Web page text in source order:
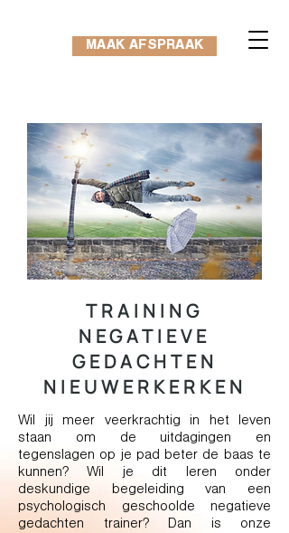
MAAK AFSPRAAK
TRAINING
NEGATIEVE
GEDACHTEN
NIEUWERKERKEN
Wil jij meer veerkrachtig in het leven
staan om de uitdagingen en
tegenslagen op je pad beter de baas te
kunnen? Wil je dit leren onder
deskundige begeleiding van een
psychologisch geschoolde negatieve
gedachten trainer? Dan is onze